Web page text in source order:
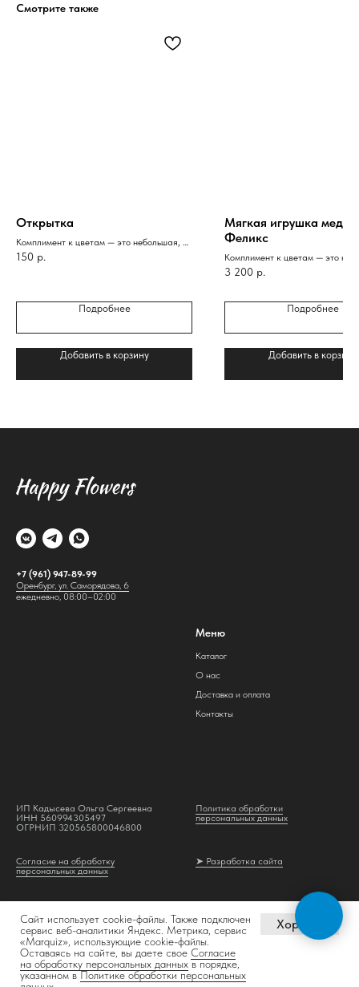
Смотрите также
Открытка
Комплимент к цветам — это небольшая, но
значимая деталь, которая может
прекрасно дополнить любой букет.
150 р.
Подробнее
Добавить в корзину
Мягкая игрушка
Феликс
Комплимент к цветам — это
значимая деталь, которая
прекрасно дополнить любой
3 200 р.
Подробнее
Добавить в корзину
Сайт использует cookie-файлы. Также подключен
сервис веб-аналитики Яндекс. Метрика, сервис
«Marquiz», использующие cookie-файлы.
Оставаясь на сайте, вы даете свое Согласие
на обработку персональных данныхв порядке,
указанном вПолитике обработки персональных
Хорошо
+7 (961) 947-89-99
Оренбург, ул. Саморядова, 6
ежедневно, 08:00–02:00
Меню
Каталог
О нас
Доставка и оплата
Контакты
ИП Кадысева Ольга Сергеевна
ИНН 560994305497
ОГРНИП 320565800046800
Политика обработки
персональных данных
Согласие на обработку
персональных данных
➤ Разработка сайта
Made on Tilda